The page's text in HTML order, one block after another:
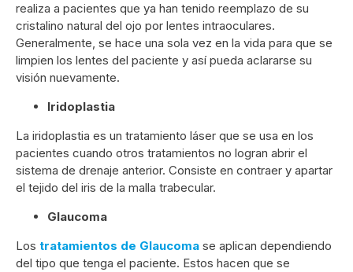
realiza a pacientes que ya han tenido reemplazo de su
cristalino natural del ojo por lentes intraoculares.
Generalmente, se hace una sola vez en la vida para que se
limpien los lentes del paciente y así pueda aclararse su
visión nuevamente.
Iridoplastia
La iridoplastia es un tratamiento láser que se usa en los
pacientes cuando otros tratamientos no logran abrir el
sistema de drenaje anterior. Consiste en contraer y apartar
el tejido del iris de la malla trabecular.
Glaucoma
Los tratamientos de Glaucoma se aplican dependiendo
del tipo que tenga el paciente. Estos hacen que se